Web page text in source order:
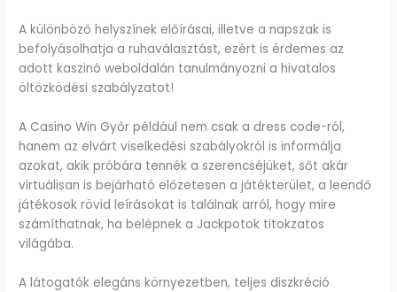
A különböző helyszínek előírásai, illetve a napszak is
befolyásolhatja a ruhaválasztást, ezért is érdemes az
adott kaszinó weboldalán tanulmányozni a hivatalos
öltözködési szabályzatot!
A Casino Win Győr például nem csak a dress code-ról,
hanem az elvárt viselkedési szabályokról is informálja
azokat, akik próbára tennék a szerencséjüket, sőt akár
virtuálisan is bejárható előzetesen a játékterület, a leendő
játékosok rövid leírásokat is találnak arról, hogy mire
számíthatnak, ha belépnek a Jackpotok titokzatos
világába.
A látogatók elegáns környezetben, teljes diszkréció